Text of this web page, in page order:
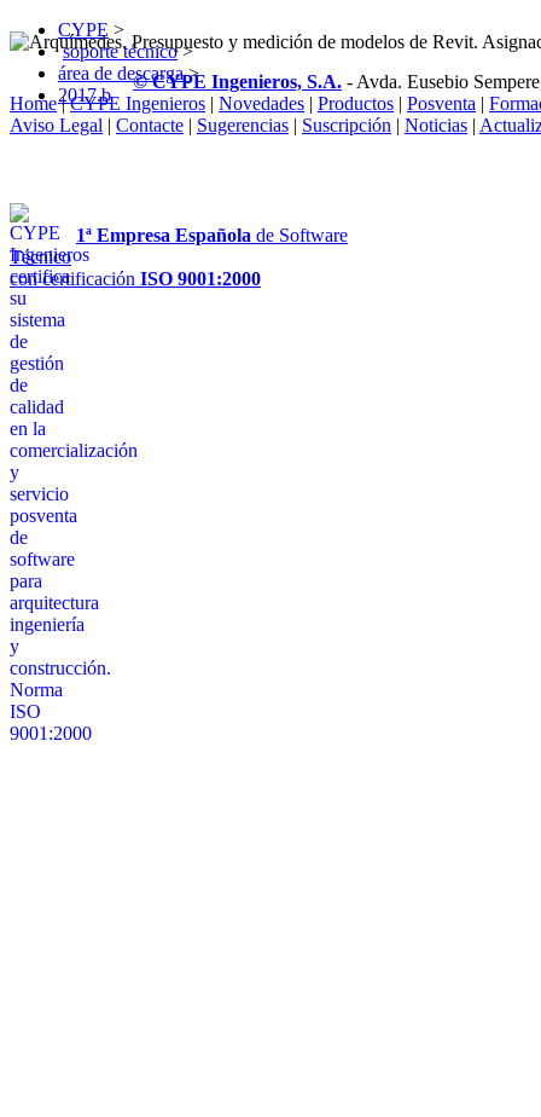
CYPE >
soporte técnico>
área de descarga>
2017.b
© CYPE Ingenieros, S.A. - Avda. Eusebio
Home|CYPE Ingenieros | Novedades | Productos | Posventa |
Aviso Legal | Contacte | Sugerencias | Suscripción | Noticias |
1ª Empresa Española de Software
Técnico
con certificación ISO 9001:2000